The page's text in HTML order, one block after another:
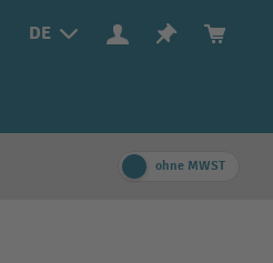
DE
ohne MWST